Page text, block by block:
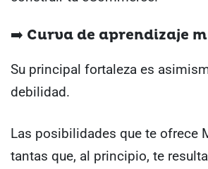
➡️ Curva de aprendizaje
Su principal fortaleza es
debilidad.
Las posibilidades que te ofrece
tantas que, al principio, te